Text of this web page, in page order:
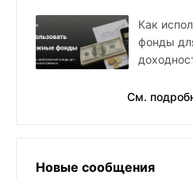
Как
фонды
См.
Новые сообщения